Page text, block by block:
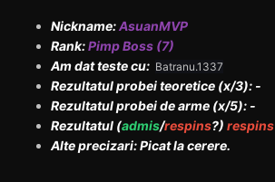
Nickname:AsuanMVP
Rank:Pimp Boss (7)
Am dat teste cu: Batranu.1337
Rezultatul probei teoretice (x/3): -
Rezultatul probei de arme (x/5): -
Rezultatul (admis/respins?) respins
Alte precizari: Picat la cerere.